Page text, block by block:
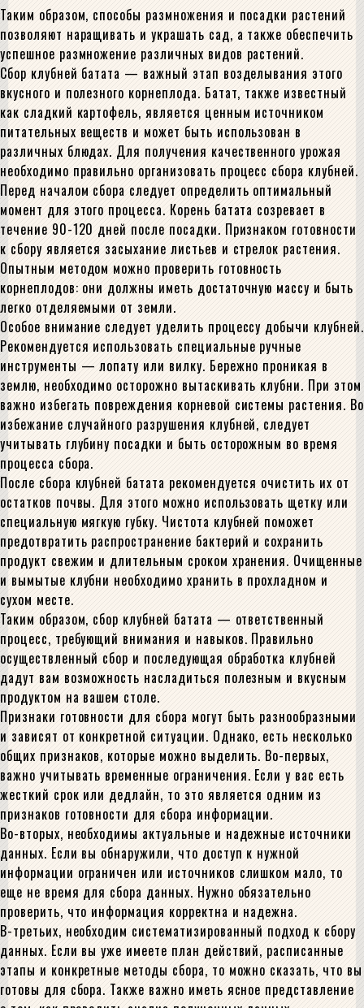
Таким образом, способы размножения и посадки растений
позволяют наращивать и украшать сад, а также обеспечить
успешное размножение различных видов растений.
Сбор клубней батата — важный этап возделывания этого
вкусного и полезного корнеплода. Батат, также известный
как сладкий картофель, является ценным источником
питательных веществ и может быть использован в
различных блюдах. Для получения качественного урожая
необходимо правильно организовать процесс сбора клубней.
Перед началом сбора следует определить оптимальный
момент для этого процесса. Корень батата созревает в
течение 90-120 дней после посадки. Признаком готовности
к сбору является засыхание листьев и стрелок растения.
Опытным методом можно проверить готовность
корнеплодов: они должны иметь достаточную массу и быть
легко отделяемыми от земли.
Особое внимание следует уделить процессу добычи клубней.
Рекомендуется использовать специальные ручные
инструменты — лопату или вилку. Бережно проникая в
землю, необходимо осторожно вытаскивать клубни. При этом
важно избегать повреждения корневой системы растения. Во
избежание случайного разрушения клубней, следует
учитывать глубину посадки и быть осторожным во время
процесса сбора.
После сбора клубней батата рекомендуется очистить их от
остатков почвы. Для этого можно использовать щетку или
специальную мягкую губку. Чистота клубней поможет
предотвратить распространение бактерий и сохранить
продукт свежим и длительным сроком хранения. Очищенные
и вымытые клубни необходимо хранить в прохладном и
сухом месте.
Таким образом, сбор клубней батата — ответственный
процесс, требующий внимания и навыков. Правильно
осуществленный сбор и последующая обработка клубней
дадут вам возможность насладиться полезным и вкусным
продуктом на вашем столе.
Признаки готовности для сбора могут быть разнообразными
и зависят от конкретной ситуации. Однако, есть несколько
общих признаков, которые можно выделить. Во-первых,
важно учитывать временные ограничения. Если у вас есть
жесткий срок или дедлайн, то это является одним из
признаков готовности для сбора информации.
Во-вторых, необходимы актуальные и надежные источники
данных. Если вы обнаружили, что доступ к нужной
информации ограничен или источников слишком мало, то
еще не время для сбора данных. Нужно обязательно
проверить, что информация корректна и надежна.
В-третьих, необходим систематизированный подход к сбору
данных. Если вы уже имеете план действий, расписанные
этапы и конкретные методы сбора, то можно сказать, что вы
готовы для сбора. Также важно иметь ясное представление